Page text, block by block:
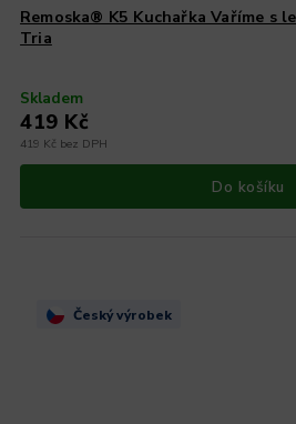
Remoska® K5 Kuchařka Vaříme s
Tria
Skladem
419 Kč bez DPH
419 Kč
Do košíku
Český výrobek